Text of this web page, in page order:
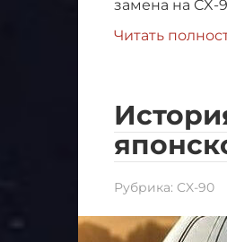
замена на CX-
Читать
Рубрика: CX-90